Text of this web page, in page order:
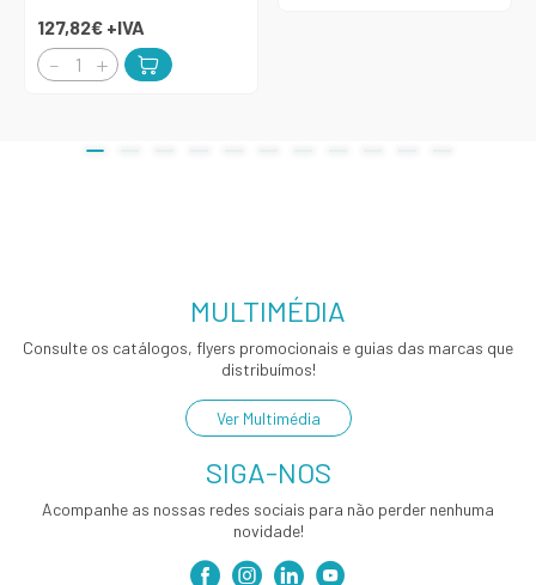
127,82€ +IVA
MULTIMÉDIA
Consulte os catálogos, flyers promocionais e guias das marcas que
distribuímos!
Ver Multimédia
SIGA-NOS
Acompanhe as nossas redes sociais para não perder nenhuma
novidade!